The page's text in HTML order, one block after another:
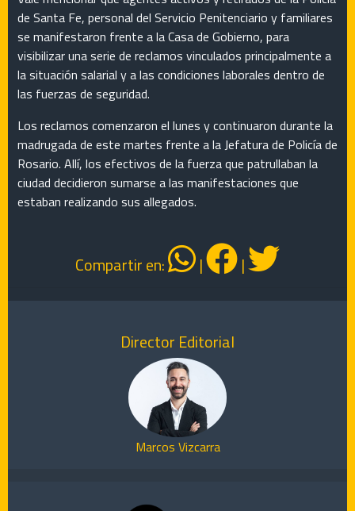
de Santa Fe, personal del Servicio Penitenciario y familiares
se manifestaron frente a la Casa de Gobierno, para
visibilizar una serie de reclamos vinculados principalmente a
la situación salarial y a las condiciones laborales dentro de
las fuerzas de seguridad.
Los reclamos comenzaron el lunes y continuaron durante la
madrugada de este martes frente a la Jefatura de Policía de
Rosario. Allí, los efectivos de la fuerza que patrullaban la
ciudad decidieron sumarse a las manifestaciones que
estaban realizando sus allegados.
Compartir en: | |
Director Editorial
Marcos Vizcarra